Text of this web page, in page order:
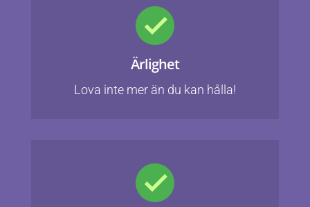
Ärlighet
Lova inte mer än du kan hålla!